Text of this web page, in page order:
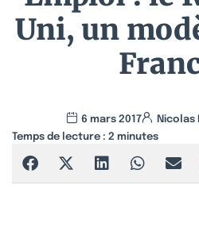
Uni, un
6 mars 2017 Nicolas
Temps de lecture : 2 minutes